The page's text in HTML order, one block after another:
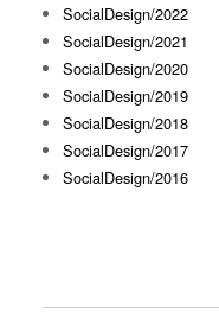
SocialDesign/2022
SocialDesign/2021
SocialDesign/2020
SocialDesign/2019
SocialDesign/2018
SocialDesign/2017
SocialDesign/2016